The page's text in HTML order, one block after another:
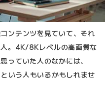
ンテンツを見ていて、それ
。4K/8Kレベルの高画質な
っていた人のなかには、
いう人もいるかもしれませ